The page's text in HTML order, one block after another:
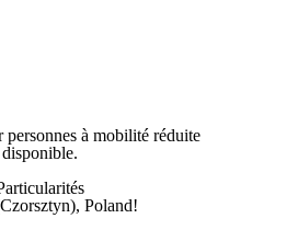
à mobilité réduite
Poland!